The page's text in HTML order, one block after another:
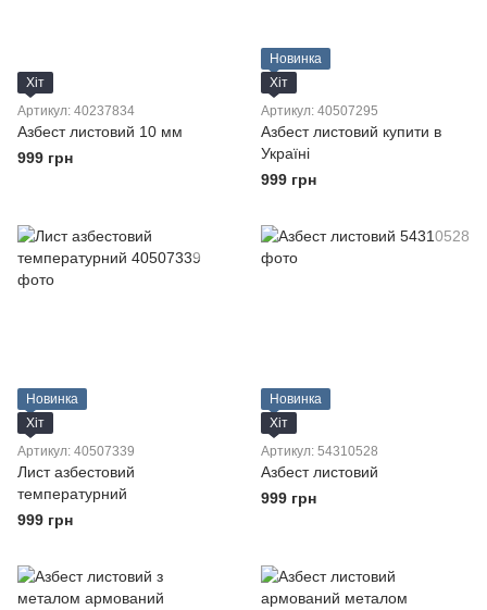
Хіт
Артикул: 40237834
Азбест листовий 10 мм
999 грн
Новинка
Хіт
Артикул: 40507295
Азбест листовий купити в
Україні
999 грн
Новинка
Хіт
Артикул: 40507339
Лист азбестовий
температурний
999 грн
Новинка
Хіт
Артикул: 54310528
Азбест листовий
999 грн